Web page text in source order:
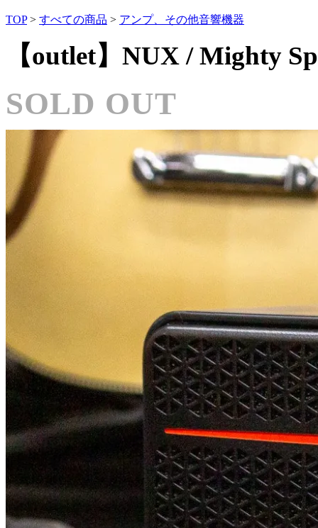
TOP > すべての商品 > アンプ、その他音響機器
【outlet】NUX / Mighty
SOLD OUT